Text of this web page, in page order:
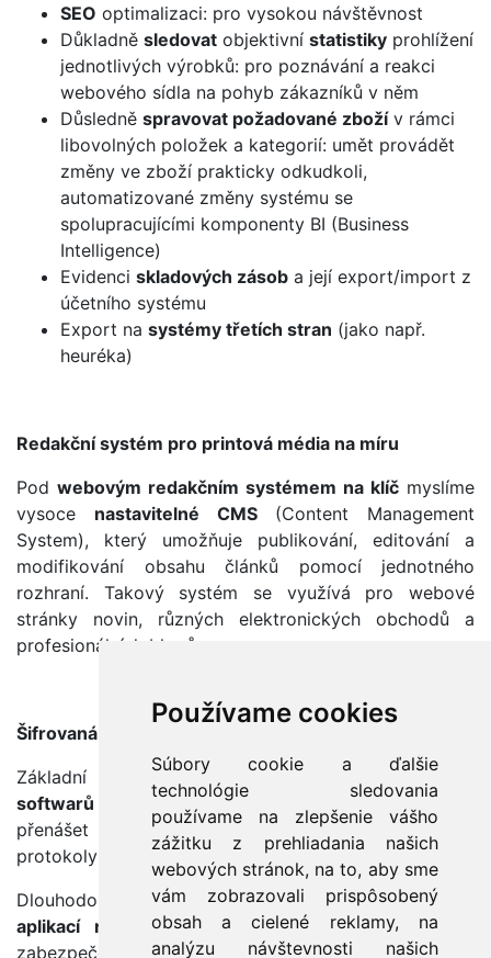
Používame cookies
Súbory cookie a ďalšie
technológie sledovania
používame na zlepšenie vášho
zážitku z prehliadania našich
webových stránok, na to, aby sme
vám zobrazovali prispôsobený
obsah a cielené reklamy, na
analýzu návštevnosti našich
SEO optimalizaci: pro vysokou návštěvnost
Důkladně sledovat objektivní statistiky prohlížení
jednotlivých výrobků: pro poznávání a reakci
webového sídla na pohyb zákazníků v něm
Důsledně spravovat požadované zbožív rámci
libovolných položek a kategorií: umět provádět
změny ve zboží prakticky odkudkoli,
automatizované změny systému se
spolupracujícími komponenty BI (Business
Intelligence)
Evidenci skladových zásob a její export/import z
účetního systému
Export na systémy třetích stran (jako např.
heuréka)
Redakční systém pro printová média na míru
Pod webovým redakčním systémem na klíč myslíme
vysoce nastavitelné CMS(Content Management
System), který umožňuje publikování, editování a
modifikování obsahu článků pomocí jednotného
rozhraní. Takový systém se využívá pro webové
stránky novin, různých elektronických obchodů a
profesionálních blogů.
Šifrovaná komunikace v cloudu
Základní výhoda zabezpečených šifrovaných
softwarů na míruje v tom, že je prakticky nemožné
přenášet komunikaci odposlouchávat. Přenášené
protokoly nejsou dostupné volně na internetu.
Dlouhodobě se věnujeme přípravěbezpečnostních
aplikací na míru v clouduna podporu skutečně
zabezpečené komunikace (kolaborace), která je